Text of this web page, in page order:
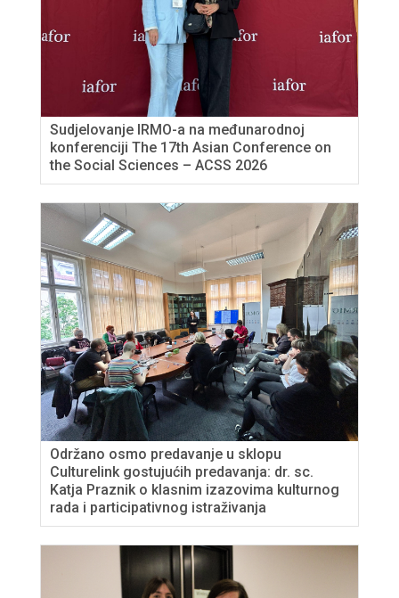
Sudjelovanje IRMO-a na međunarodnoj
konferenciji The 17th Asian Conference on
the Social Sciences – ACSS 2026
Održano osmo predavanje u sklopu
Culturelink gostujućih predavanja: dr. sc.
Katja Praznik o klasnim izazovima kulturnog
rada i participativnog istraživanja